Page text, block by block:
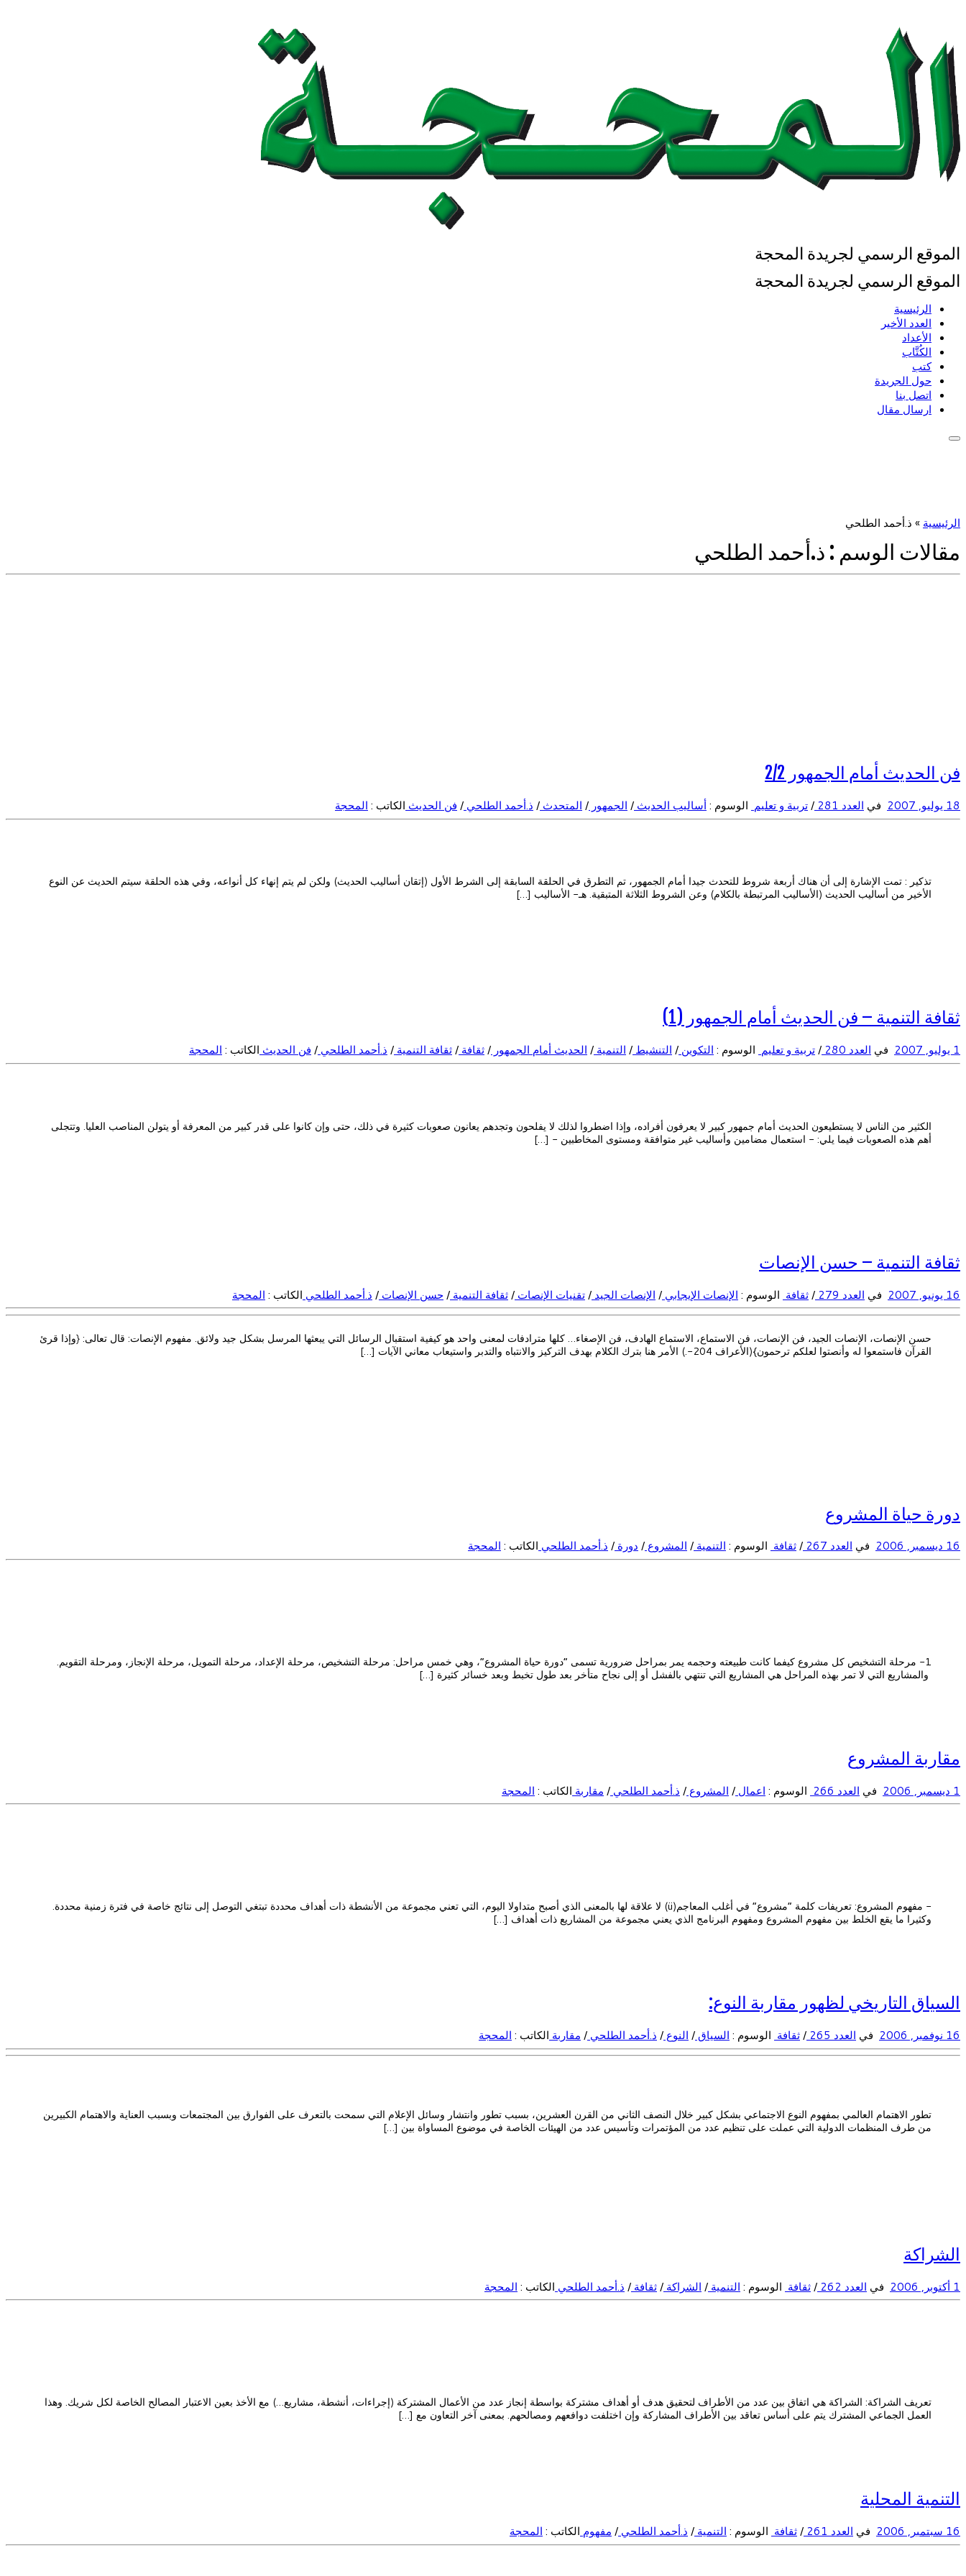
الموقع الرسمي لجريدة المحجة
الموقع الرسمي لجريدة المحجة
الرئيسية
العدد الأخير
الأعداد
الكُتَّاب
كتب
حول الجريدة
اتصل بنا
ارسال مقال
الرئيسية » ذ.أحمد الطلحي
مقالات الوسم : ذ.أحمد الطلحي
تذكير : تمت الإشارة إلى أن هناك أربعة شروط للتحدث جيدا أمام الجمهور، تم التطرق في الحلقة السابقة إلى الشرط الأول (إتقان أساليب الحديث) ولكن لم يتم إنهاء كل أنواعه، وفي هذه الحلقة سيتم الحديث عن النوع
الأخير من أساليب الحديث (الأساليب المرتبطة بالكلام) وعن الشروط الثلاثة المتبقية. هـ- الأساليب […]
فن الحديث أمام الجمهور 2/2
18 يوليو, 2007 في العدد 281 /تربية و تعليم الوسوم :أساليب الحديث / الجمهور / المتحدث / ذ.أحمد الطلحي / فن الحديث الكاتب : المحجة
الكثير من الناس لا يستطيعون الحديث أمام جمهور كبير لا يعرفون أفراده، وإذا اضطروا لذلك لا يفلحون وتجدهم يعانون صعوبات كثيرة في ذلك، حتى وإن كانوا على قدر كبير من المعرفة أو يتولن المناصب العليا. وتتجلى
أهم هذه الصعوبات فيما يلي: - استعمال مضامين وأساليب غير متوافقة ومستوى المخاطبين - […]
ثقافة التنمية – فن الحديث أمام الجمهور (1)
1 يوليو, 2007 في العدد 280 /تربية و تعليم الوسوم : التكوين / التنشيط / التنمية / الحديث أمام الجمهور /ثقافة /ثقافة التنمية / ذ.أحمد الطلحي / فن الحديث الكاتب : المحجة
حسن الإنصات، الإنصات الجيد، فن الإنصات، فن الاستماع، الاستماع الهادف، فن الإصغاء… كلها مترادفات لمعنى واحد هو كيفية استقبال الرسائل التي يبعثها المرسل بشكل جيد ولائق. مفهوم الإنصات: قال تعالى: {وإذا قرئ
القرآن فاستمعوا له وأنصتوا لعلكم ترحمون}(الأعراف 204-.) الأمر هنا بترك الكلام بهدف التركيز والانتباه والتدبر واستيعاب معاني الآيات […]
ثقافة التنمية – حسن الإنصات
16 يونيو, 2007 في العدد 279 /ثقافة الوسوم : الإنصات الإيجابي / الإنصات الجيد /تقنيات الإنصات /ثقافة التنمية /حسن الإنصات / ذ.أحمد الطلحي الكاتب : المحجة
1- مرحلة التشخيص كل مشروع كيفما كانت طبيعته وحجمه يمر بمراحل ضرورية تسمى “دورة حياة المشروع”، وهي خمس مراحل: مرحلة التشخيص، مرحلة الإعداد، مرحلة التمويل، مرحلة الإنجاز، ومرحلة التقويم.
والمشاريع التي لا تمر بهذه المراحل هي المشاريع التي تنتهي بالفشل أو إلى نجاح متأخر بعد طول تخبط وبعد خسائر كثيرة […]
دورة حياة المشروع
16 ديسمبر, 2006 في العدد 267 /ثقافة الوسوم : التنمية / المشروع / دورة / ذ.أحمد الطلحي الكاتب : المحجة
- مفهوم المشروع: تعريفات كلمة “مشروع” في أغلب المعاجم(ü) لا علاقة لها بالمعنى الذي أصبح متداولا اليوم، التي تعني مجموعة من الأنشطة ذات أهداف محددة تبتغي التوصل إلى نتائج خاصة في فترة زمنية محددة.
وكثيرا ما يقع الخلط بين مفهوم المشروع ومفهوم البرنامج الذي يعني مجموعة من المشاريع ذات أهداف […]
مقاربة المشروع
1 ديسمبر, 2006 في العدد 266 الوسوم : اعمال / المشروع / ذ.أحمد الطلحي / مقاربة الكاتب : المحجة
تطور الاهتمام العالمي بمفهوم النوع الاجتماعي بشكل كبير خلال النصف الثاني من القرن العشرين، بسبب تطور وانتشار وسائل الإعلام التي سمحت بالتعرف على الفوارق بين المجتمعات وبسبب العناية والاهتمام الكبيرين
من طرف المنظمات الدولية التي عملت على تنظيم عدد من المؤتمرات وتأسيس عدد من الهيئات الخاصة في موضوع المساواة بين […]
السياق التاريخي لظهور مقاربة النوع:
16 نوفمبر, 2006 في العدد 265 /ثقافة الوسوم : السياق/ النوع / ذ.أحمد الطلحي / مقاربة الكاتب : المحجة
تعريف الشراكة: الشراكة هي اتفاق بين عدد من الأطراف لتحقيق هدف أو أهداف مشتركة بواسطة إنجاز عدد من الأعمال المشتركة (إجراءات، أنشطة، مشاريع…) مع الأخذ بعين الاعتبار المصالح الخاصة لكل شريك. وهذا
العمل الجماعي المشترك يتم على أساس تعاقد بين الأطراف المشاركة وإن اختلفت دوافعهم ومصالحهم. بمعنى آخر التعاون مع […]
الشراكة
1 أكتوبر, 2006 في العدد 262 /ثقافة الوسوم : التنمية / الشراكة /ثقافة / ذ.أحمد الطلحي الكاتب : المحجة
التنمية المحلية
16 سبتمبر, 2006 في العدد 261 /ثقافة الوسوم : التنمية / ذ.أحمد الطلحي / مفهوم الكاتب : المحجة